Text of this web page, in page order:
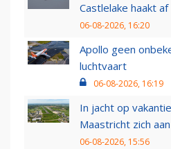
Castlelake haakt af
06-08-2026, 16:20
Apollo geen
luchtvaart
06-08-2026, 16:19
In jacht op
Maastricht zich
06-08-2026, 15:56